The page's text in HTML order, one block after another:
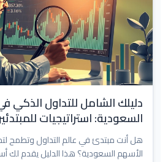
دليلك الشامل للتداول
السعودية: استراتيجيات
هل أنت مبتدئ في عالم التداول وتطمح
الأسهم السعودية؟ هذا الدليل يقدم لك